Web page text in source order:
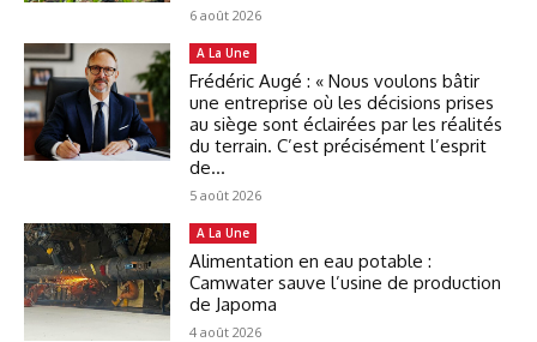
6 août 2026
A La Une
Frédéric Augé : « Nous voulons bâtir
une entreprise où les décisions prises
au siège sont éclairées par les réalités
du terrain. C’est précisément l’esprit
de...
5 août 2026
A La Une
Alimentation en eau potable :
Camwater sauve l’usine de production
de Japoma
4 août 2026